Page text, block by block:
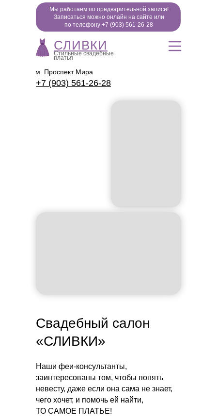
Мы работаем по предварительной записи!
Записаться можно онлайн на сайте или
по телефону +7 (903) 561-26-28
+7 (903) 561-26-28
СЛИВКИ
Стильные свадебные
платья
м. Проспект Мира
Свадебный салон
«СЛИВКИ»
Наши феи-консультанты,
заинтересованы том, чтобы понять
невесту, даже если она сама не знает,
чего хочет, и помочь ей найти,
ТО САМОЕ ПЛАТЬЕ!